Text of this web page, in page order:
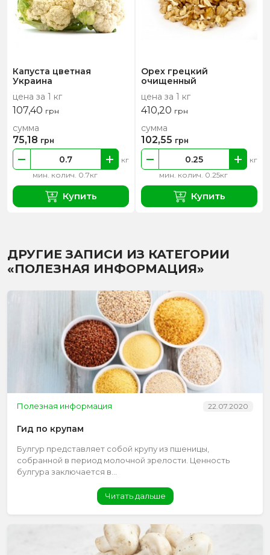
Капуста цветная
Украина
цена за 1 кг
107,40 грн
мин. колич. 0.7кг
кг
сумма
75,18 грн
Купить
Орех грецкий
очищенный
цена за 1 кг
410,20 грн
мин. колич. 0.25кг
кг
сумма
102,55 грн
Купить
ДРУГИЕ ЗАПИСИ ИЗ КАТЕГОРИИ
«ПОЛЕЗНАЯ ИНФОРМАЦИЯ»
Полезная информация 22.07.2020
Гид по крупам
Булгур представляет собой крупу из пшеницы,
собранной в период молочной зрелости. Ценность
булгура заключается в...
Читать дальше